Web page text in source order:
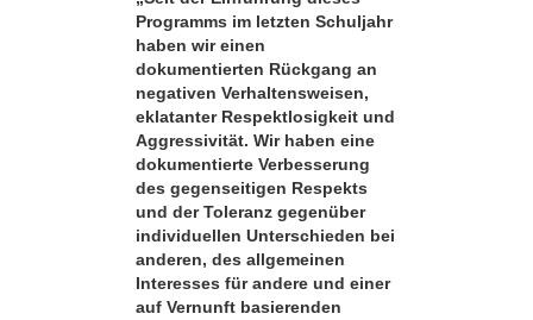
Programms im letzten Schuljahr
haben wir einen
dokumentierten Rückgang an
negativen Verhaltensweisen,
eklatanter Respekt­losigkeit und
Aggressivität. Wir haben eine
dokumentierte Verbesserung
des gegenseitigen Respekts
und der Toleranz gegenüber
individuellen Unterschieden bei
anderen, des allgemeinen
Interesses für andere und einer
auf Vernunft basierenden